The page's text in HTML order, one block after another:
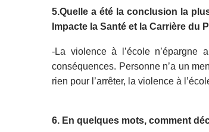
5.Quelle a été la conclusion la
Impacte la Santé et la Carrière du
-La violence à l’école n’épargne
conséquences. Personne n’a un
rien pour l’arrêter, la violence à
6. En quelques mots, comment